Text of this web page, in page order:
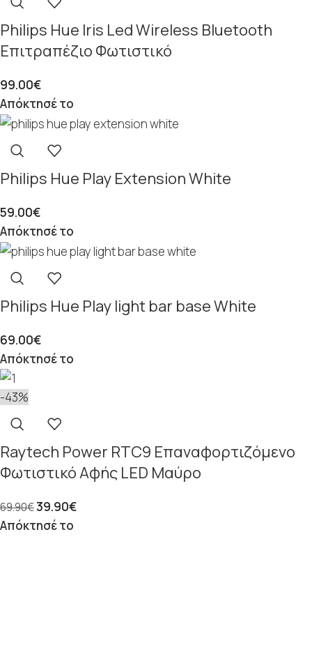
Philips Hue Iris Led Wireless Bluetooth
Επιτραπέζιο Φωτιστικό
99.00€
Απόκτησέ το
Philips Hue Play Extension White
59.00€
Απόκτησέ το
Philips Hue Play light bar base White
69.00€
Απόκτησέ το
-43%
Raytech Power RTC9 Επαναφορτιζόμενο
Φωτιστικό Αφής LED Μαύρο
69.90€39.90€
Απόκτησέ το